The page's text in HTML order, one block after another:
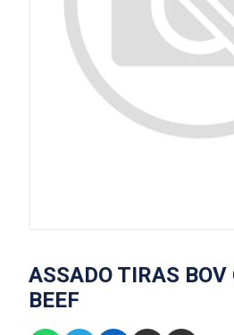
ASSADO TIRAS BOV
BEEF